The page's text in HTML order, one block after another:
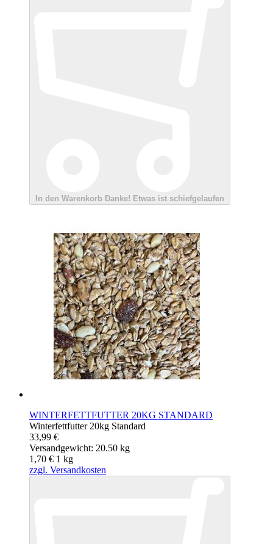
In den Warenkorb Danke! Etwas ist schiefgelaufen
WINTERFETTFUTTER 20KG STANDARD
Winterfettfutter 20kg Standard
33,99 €
Versandgewicht: 20.50 kg
1,70 € 1 kg
zzgl. Versandkosten